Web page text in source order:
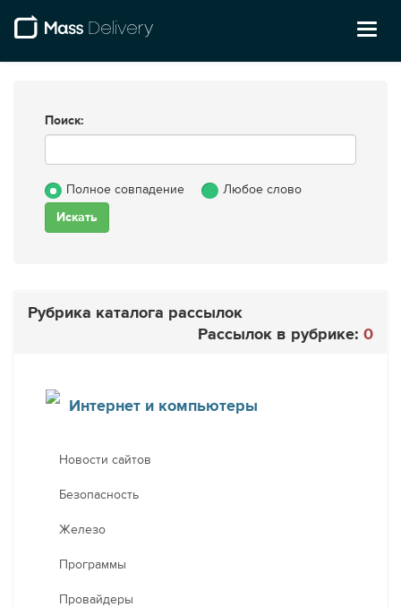
Поиск:
Полное совпадение Любое слово
Рубрика каталога рассылок
Рассылок в рубрике: 0
Интернет и компьютеры
Новости сайтов
Безопасность
Железо
Программы
Провайдеры